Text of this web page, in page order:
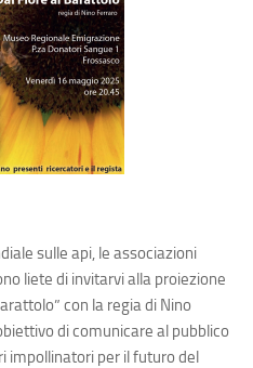
sulle api, le associazioni
liete di invitarvi alla proiezione
con la regia di Nino
di comunicare al pubblico
impollinatori per il futuro del